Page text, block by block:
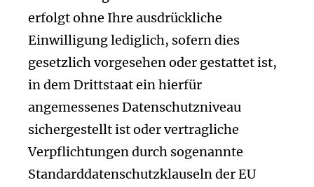
erfolgt ohne Ihre ausdrückliche
Einwilligung lediglich, sofern dies
gesetzlich vorgesehen oder gestattet ist,
in dem Drittstaat ein hierfür
angemessenes Datenschutzniveau
sichergestellt ist oder vertragliche
Verpflichtungen durch sogenannte
Standarddatenschutzklauseln der EU